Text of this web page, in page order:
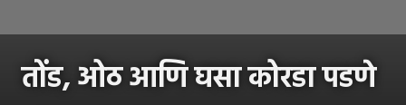
तोंड, ओठ आणि घसा कोरडा पडणे